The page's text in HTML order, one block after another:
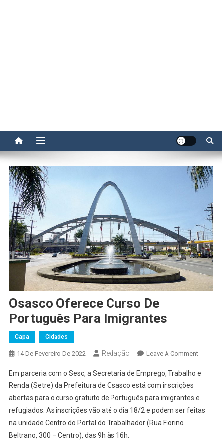
Osasco Oferece Curso De
Português Para Imigrantes
Capa Cidades
14 De Fevereiro De 2022 Redação Leave A CommentOn
Oferece
De
Em parceria com o Sesc, a Secretaria de Emprego, Trabalho e
Renda (Setre) da Prefeitura de Osasco está com inscrições
abertas para o curso gratuito de Português para imigrantes e
refugiados. As inscrições vão até o dia 18/2 e podem ser feitas
na unidade Centro do Portal do Trabalhador (Rua Fiorino
Beltrano, 300 – Centro), das 9h às 16h.